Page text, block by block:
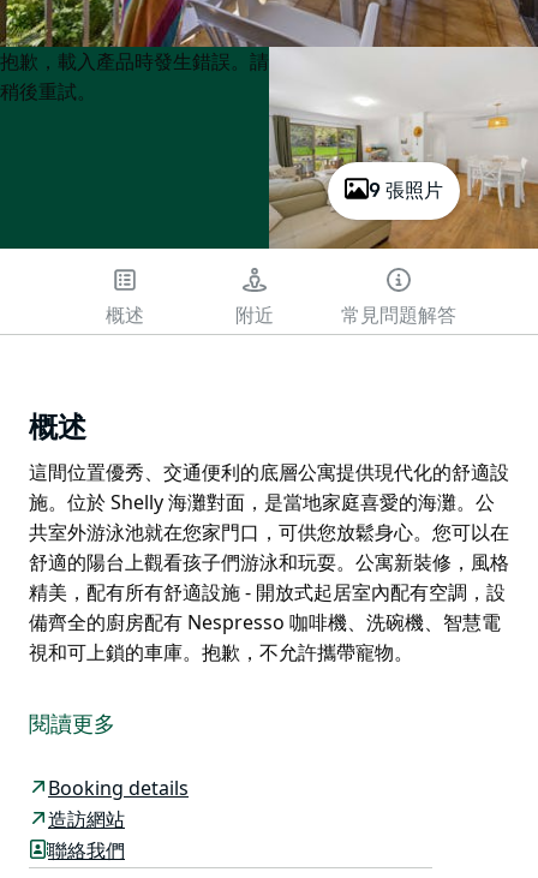
9 張照片
Product
List
Product
List
抱歉，載入產品時發生錯誤。請
稍後重試。
概述 附近 常見問題解答
概述
這間位置優秀、交通便利的底層公寓提供現代化的舒適設
施。位於 Shelly 海灘對面，是當地家庭喜愛的海灘。公
共室外游泳池就在您家門口，可供您放鬆身心。您可以在
舒適的陽台上觀看孩子們游泳和玩耍。公寓新裝修，風格
精美，配有所有舒適設施 - 開放式起居室內配有空調，設
備齊全的廚房配有 Nespresso 咖啡機、洗碗機、智慧電
視和可上鎖的車庫。抱歉，不允許攜帶寵物。
施。位於 Shelly 海灘對面，是當地家庭喜愛的海灘。公
共室外游泳池就在您家門口，可供您放鬆身心。您可以在
精美，配有所有舒適設施 - 開放式起居室內配有空調，設
備齊全的廚房配有 Nespresso 咖啡機、洗碗機、智慧電
視和可上鎖的車庫。抱歉，不允許攜帶寵物。
閱讀更多
Booking details
造訪網站
聯絡我們